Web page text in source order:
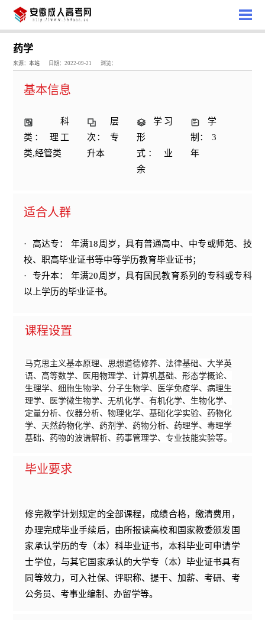
药学
来源：本站 日期：2022-09-21 浏览：
基本信息
科
类： 理工
类,经管类
层
次： 专
升本
学习
形
式： 业
余
学
制： 3
年
适合人群
·
高达专： 年满18周岁，具有普通高中、中专或师范、技
校、职高毕业证书等中等学历教育毕业证书；
·
专升本： 年满20周岁，具有国民教育系列的专科或专科
以上学历的毕业证书。
课程设置
马克思主义基本原理、思想道德修养、法律基础、大学英
语、高等数学、医用物理学、计算机基础、形态学概论、
生理学、细胞生物学、分子生物学、医学免疫学、病理生
理学、医学微生物学、无机化学、有机化学、生物化学、
定量分析、仪器分析、物理化学、基础化学实验、药物化
学、天然药物化学、药剂学、药物分析、药理学、毒理学
基础、药物的波谱解析、药事管理学、专业技能实验等。
毕业要求
修完教学计划规定的全部课程，成绩合格，缴清费用，
办理完成毕业手续后，由所报读高校和国家教委颁发国
家承认学历的专（本）科毕业证书，本科毕业可申请学
士学位，与其它国家承认的大学专（本）毕业证书具有
同等效力，可入社保、评职称、提干、加薪、考研、考
公务员、考事业编制、办留学等。